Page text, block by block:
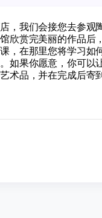
，我们会接您去参观
欣赏完美丽的作品后
，在那里您将学习如
如果你愿意，你可以
术品，并在完成后寄